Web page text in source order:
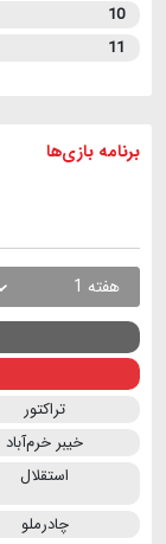
10
11
برنامه بازی ها
هفته 1
تراکتور
خیبر خرم‌آباد
استقلال
چادرملو